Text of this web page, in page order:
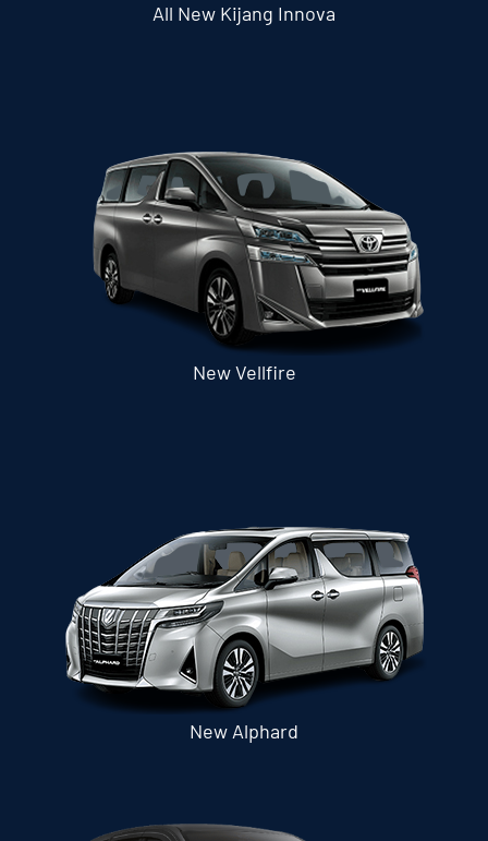
All New Kijang Innova
New Vellfire
New Alphard